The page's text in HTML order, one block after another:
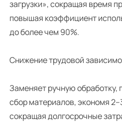
загрузки», сокращая время
повышая коэффициент
до более чем 90%.
Снижение трудовой
Заменяет ручную обработку,
сбор материалов, экономя
сокращая долгосрочные